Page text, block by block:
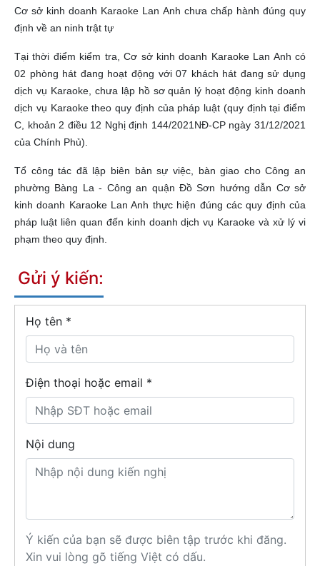
Cơ sở kinh doanh Karaoke Lan Anh chưa chấp hành đúng quy
định về an ninh trật tự
Tại thời điểm kiểm tra, Cơ sở kinh doanh Karaoke Lan Anh có
02 phòng hát đang hoạt động với 07 khách hát đang sử dụng
dịch vụ Karaoke, chưa lập hồ sơ quản lý hoạt động kinh doanh
dịch vụ Karaoke theo quy định của pháp luật (quy định tại điểm
C, khoản 2 điều 12 Nghị định 144/2021NĐ-CP ngày 31/12/2021
của Chính Phủ).
Tổ công tác đã lập biên bản sự việc, bàn giao cho Công an
phường Bàng La - Công an quận Đồ Sơn hướng dẫn Cơ sở
kinh doanh Karaoke Lan Anh thực hiện đúng các quy định của
pháp luật liên quan đến kinh doanh dịch vụ Karaoke và xử lý vi
phạm theo quy định.
Gửi ý kiến:
Họ tên *
Điện thoại hoặc email *
Nội dung
Ý kiến của bạn sẽ được biên tập trước khi đăng.
Xin vui lòng gõ tiếng Việt có dấu.